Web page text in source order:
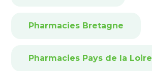
Pharmacies Bretagne
Pharmacies Pays de la Loire